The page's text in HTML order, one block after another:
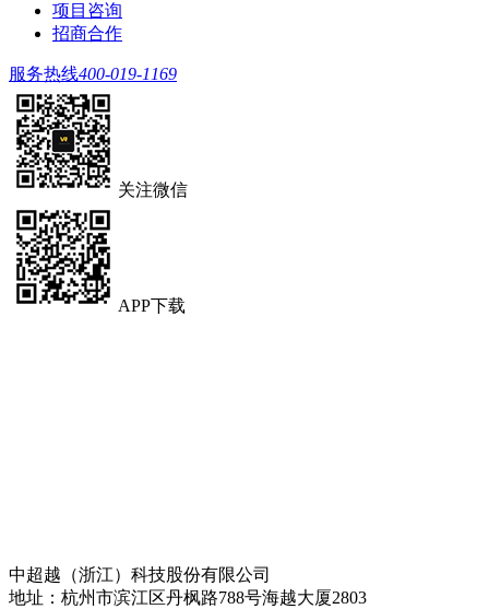
项目咨询
招商合作
服务热线400-019-1169
关注微信
APP下载
中超越（浙江）科技股份有限公司
地址：杭州市滨江区丹枫路788号海越大厦2803